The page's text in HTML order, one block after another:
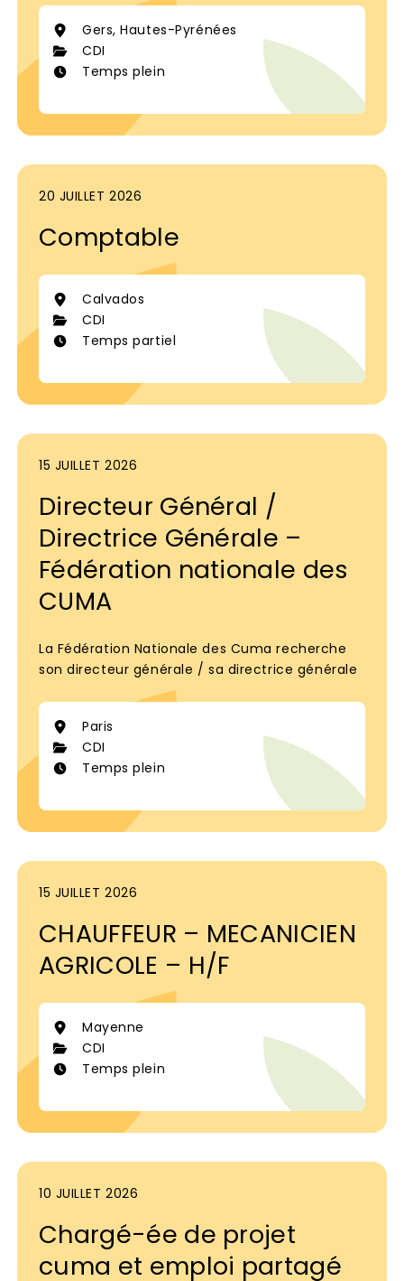
Gers, Hautes-Pyrénées
CDI
Temps plein
20 JUILLET 2026
Comptable
Calvados
CDI
Temps partiel
15 JUILLET 2026
Directeur Général /
Directrice Générale –
Fédération nationale des
CUMA
La Fédération Nationale des Cuma recherche
son directeur générale / sa directrice générale
Paris
CDI
Temps plein
15 JUILLET 2026
CHAUFFEUR – MECANICIEN
AGRICOLE – H/F
Mayenne
CDI
Temps plein
10 JUILLET 2026
Chargé-ée de projet
cuma et emploi partagé